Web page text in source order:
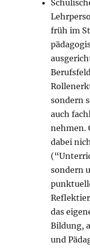
früh im
sondern
auch
nehmen.
dabei
sondern
das
Bildung,
und